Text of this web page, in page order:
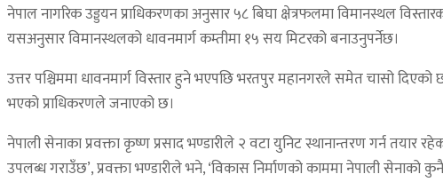
नेपाल नागरिक उड्डयन प्राधिकरणका अनुसार ५८ बिघा क्षेत्रफलमा विमानस्थल
यसअनुसार विमानस्थलको धावनमार्ग कम्तीमा १५ सय मिटरको बनाउनुपर्नेछ।
उत्तर पश्चिममा धावनमार्ग विस्तार हुने भएपछि भरतपुर महानगरले समेत चासो
भएको प्राधिकरणले जनाएको छ।
नेपाली सेनाका प्रवक्ता कृष्ण प्रसाद भण्डारीले २ वटा युनिट स्थानान्तरण गर्न
उपलब्ध गराउँछ’, प्रवक्ता भण्डारीले भने, ‘विकास निर्माणको काममा नेपाली सेनाको